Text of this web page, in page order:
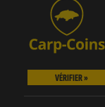
VÉRIFIER »